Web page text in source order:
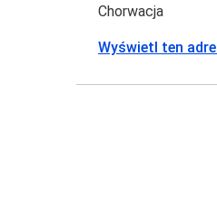
Chorwacja
Wyświetl ten